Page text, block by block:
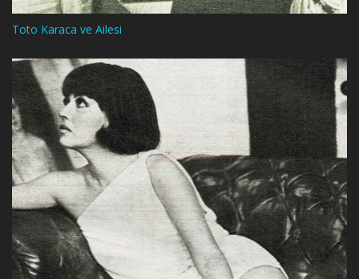
Toto Karaca ve Ailesi